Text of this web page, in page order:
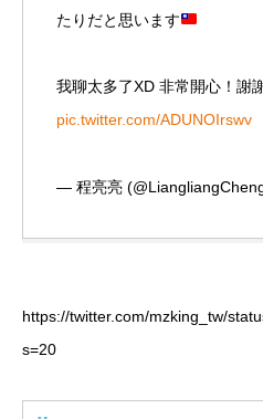
たりだと思います
我聊太多了XD 非常開心！謝
pic.twitter.com/ADUNOIrswv
— 程亮亮
https://twitter.com/mzking_tw/
s=20